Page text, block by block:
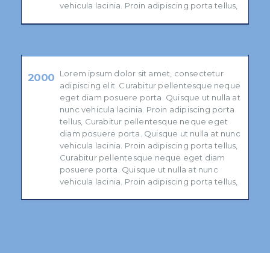
vehicula lacinia. Proin adipiscing porta tellus,
2000
Lorem ipsum dolor sit amet, consectetur
adipiscing elit. Curabitur pellentesque neque
eget diam posuere porta. Quisque ut nulla at
nunc vehicula lacinia. Proin adipiscing porta
tellus, Curabitur pellentesque neque eget
diam posuere porta. Quisque ut nulla at nunc
vehicula lacinia. Proin adipiscing porta tellus,
Curabitur pellentesque neque eget diam
posuere porta. Quisque ut nulla at nunc
vehicula lacinia. Proin adipiscing porta tellus,